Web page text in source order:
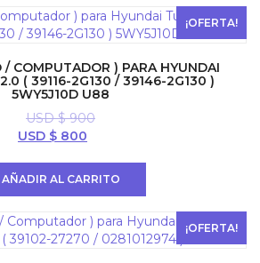
$ 999.
$ 799.
¡OFERTA!
/ COMPUTADOR ) PARA HYUNDAI
( 39116-2G130 / 39146-2G130 )
5WY5J10D U88
USD $900
El
era:
$ 900.
USD $ 800
es:
$ 800.
AÑADIR AL CARRITO
¡OFERTA!